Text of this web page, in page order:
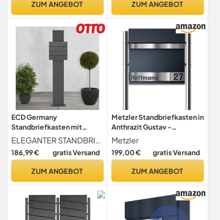
ZUM ANGEBOT
Posthaltebügel und 2
ZUM ANGEBOT
ECD Germany
Standbriefkasten mit
Zeitungsfach,
Freistehender Briefkasten
Standfuß,
Briefkastenständer
Postkasten Anthrazit
37x11x37cm, Edelstahl,
Pulverbeschichtung
ELEGANTER STANDBRIEFKASTEN - Durch ihr zeitloses, elegantes Design fügt sich dieser Standbriefkasten optisch in jedes Wohnumfeld hervorragend ein. Durch die kompakte Ausführung beansprucht der Standbriefkasten wenig Platz. Der Standbriefkasten überzeugt als funktionaler Designer-Briefkasten.
186,99 € gratis Versand
ZUM ANGEBOT
Metzler Standbriefkasten in
Anthrazit Gustav -
Briefkasten mit Edelstahl-
Namensschild,
Zeitungsfach &
Pulverbeschichtung in RAL
cm - Höhe 120 cm
Metzler
199,00 € gratis Versand
ZUM ANGEBOT